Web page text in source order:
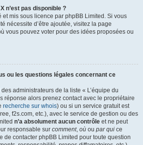
n’est pas disponible ?
mis sous licence par phpBB Limited. Si vous
nécessite d’être ajoutée, visitez la page
vous pouvez voter pour des idées proposées ou
ou les questions légales concernant ce
administrateurs de la liste « L’équipe du
réponse alors prenez contact avec le propriétaire
recherche sur whois) ou si un service gratuit est
f2s.com, etc.), avec le service de gestion ou des
n’a absolument aucun contrôle et ne peut
responsable sur comment, où ou par qui ce
de contacter phpBB Limited pour toute question